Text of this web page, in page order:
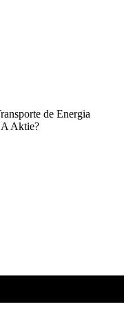
de Energia
Aktie?